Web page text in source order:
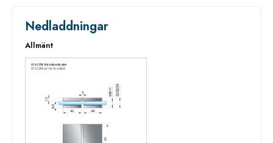
Nedladdningar
Allmänt